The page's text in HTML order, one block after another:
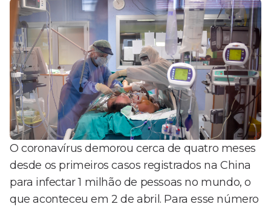
O coronavírus demorou cerca de quatro meses
desde os primeiros casos registrados na China
para infectar 1 milhão de pessoas no mundo, o
que aconteceu em 2 de abril. Para esse número